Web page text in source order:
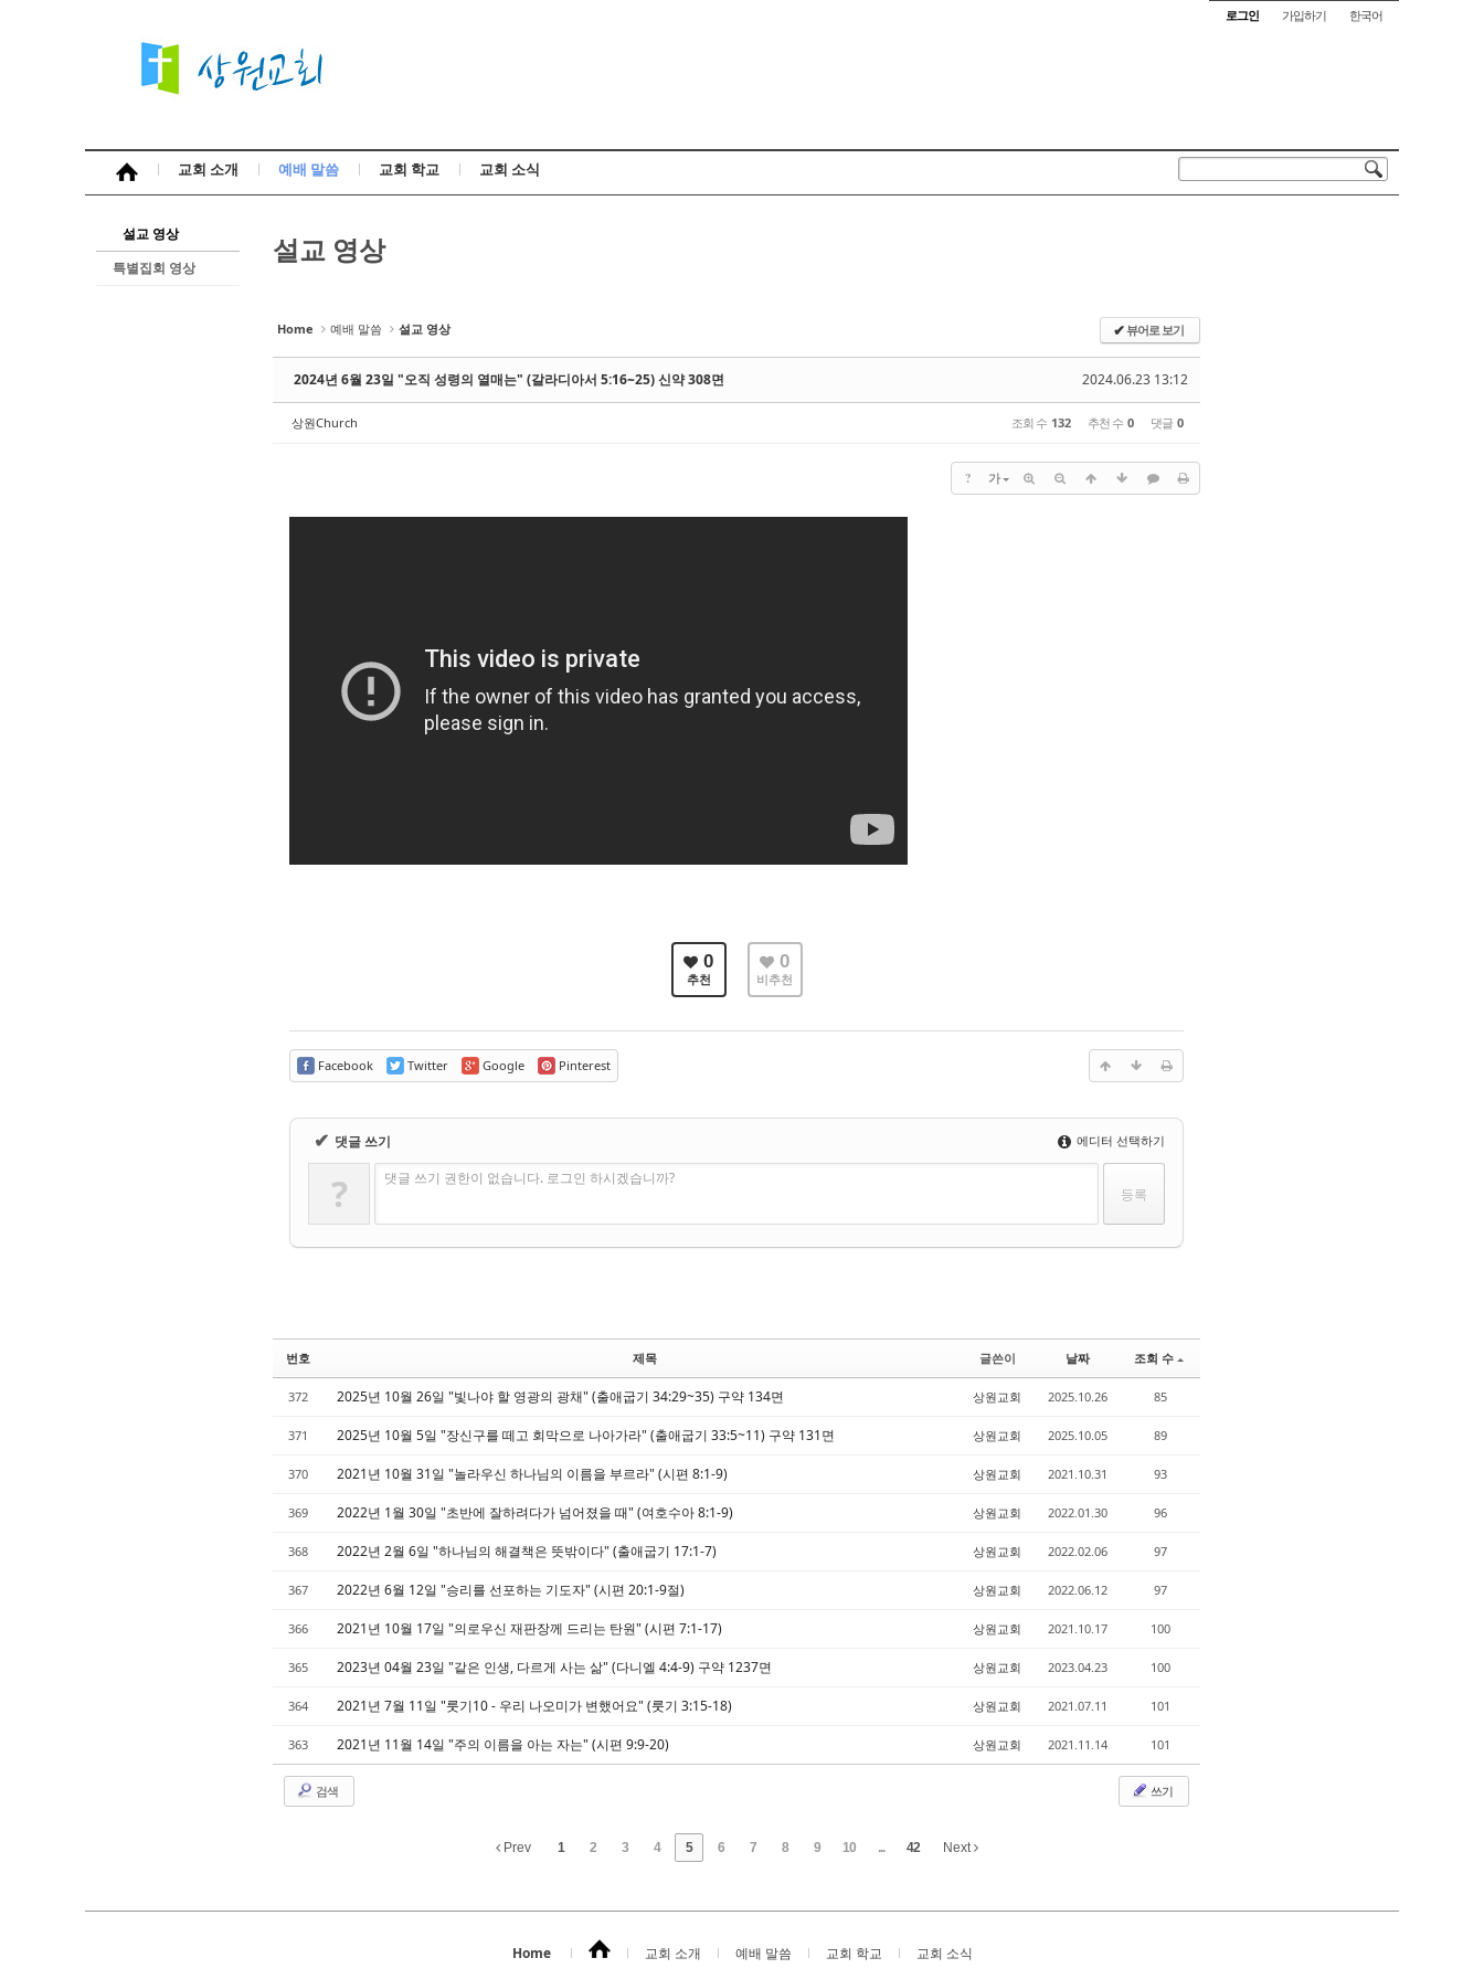
로그인 가입하기 한국어
교회 소개 예배 말씀 교회 학교 교회 소식
설교 영상
특별집회 영상
설교 영상
Home 예배 말씀 설교 영상 ✔뷰어로 보기
2024.06.23 13:12
2024년 6월 23일 "오직 성령의 열매는" (갈라디아서 5:16~25) 신약 308면
상원Church 조회 수 132 추천 수 0 댓글 0
? 가
0
추천
0
비추천
Facebook Twitter Google Pinterest
✔ 댓글 쓰기 에디터 선택하기
? 댓글 쓰기 권한이 없습니다. 로그인 하시겠습니까?
번호 제목 글쓴이 날짜 조회 수
372 2025년 10월 26일 "빛나야 할 영광의 광채" (출애굽기 34:29~35) 구약 134면 상원교회 2025.10.26 85
371 2025년 10월 5일 "장신구를 떼고 회막으로 나아가라" (출애굽기 33:5~11) 구약 131면 상원교회 2025.10.05 89
370 2021년 10월 31일 "놀라우신 하나님의 이름을 부르라" (시편 8:1-9) 상원교회 2021.10.31 93
369 2022년 1월 30일 "초반에 잘하려다가 넘어졌을 때" (여호수아 8:1-9) 상원교회 2022.01.30 96
368 2022년 2월 6일 "하나님의 해결책은 뜻밖이다" (출애굽기 17:1-7) 상원교회 2022.02.06 97
367 2022년 6월 12일 "승리를 선포하는 기도자" (시편 20:1-9절) 상원교회 2022.06.12 97
366 2021년 10월 17일 "의로우신 재판장께 드리는 탄원" (시편 7:1-17) 상원교회 2021.10.17 100
365 2023년 04월 23일 "같은 인생, 다르게 사는 삶" (다니엘 4:4-9) 구약 1237면 상원교회 2023.04.23 100
364 2021년 7월 11일 "룻기10 - 우리 나오미가 변했어요" (룻기 3:15-18) 상원교회 2021.07.11 101
363 2021년 11월 14일 "주의 이름을 아는 자는" (시편 9:9-20) 상원교회 2021.11.14 101
검색 쓰기
Prev 1 2 3 4 5 6 7 8 9 10 ... 42 Next
Home 교회 소개 예배 말씀 교회 학교 교회 소식
Sketchbook5, 스케치북5
Sketchbook5, 스케치북5
Sketchbook5, 스케치북5
Sketchbook5, 스케치북5